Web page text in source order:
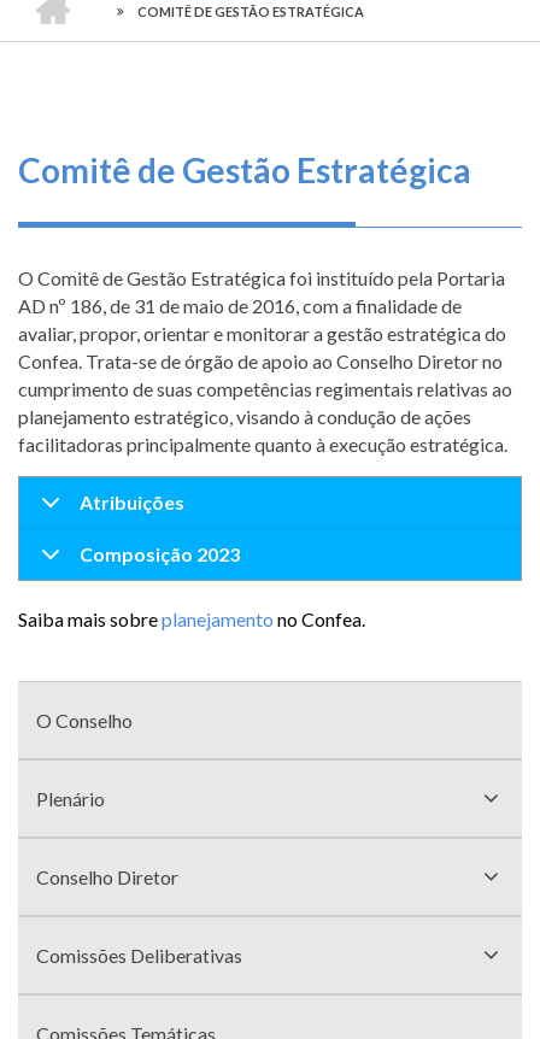
O
que
se
Fale
Conosco
Transparência
e
Prestação
de
Contas
TRILHA
DE
-
CONSELHO
FEDERAL
COMITÊ DE GESTÃO ESTRATÉGICA
Comitê de Gestão Estratégica
O Comitê de Gestão Estratégica foi instituído pela Portaria
AD nº 186, de 31 de maio de 2016, com a finalidade de
avaliar, propor, orientar e monitorar a gestão estratégica do
Confea. Trata-se de órgão de apoio ao Conselho Diretor no
cumprimento de suas competências regimentais relativas ao
planejamento estratégico, visando à condução de ações
facilitadoras principalmente quanto à execução estratégica.
Atribuições
Composição 2023
Saiba mais sobreplanejamento no Confea.
com
O Conselho
Plenário
Conselho Diretor
Comissões Deliberativas
Comissões Temáticas